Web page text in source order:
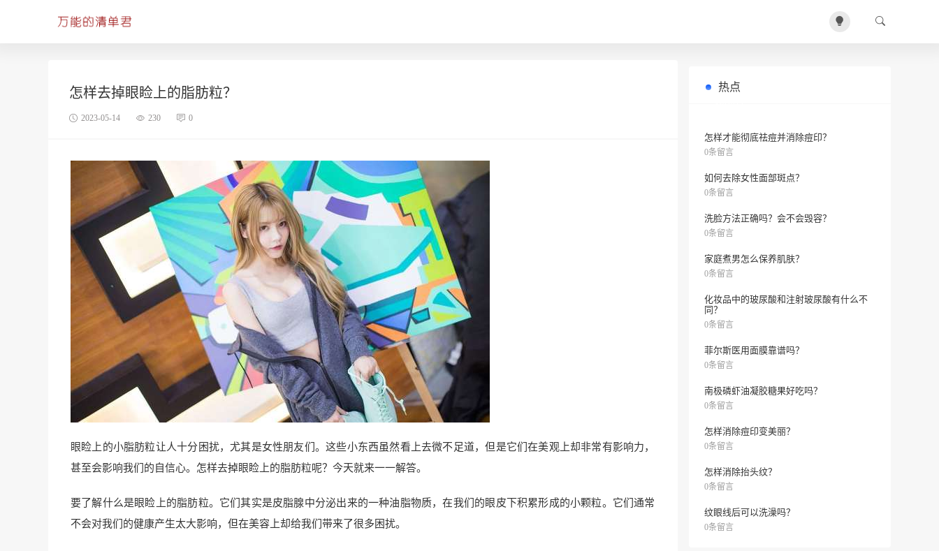
怎样去掉眼睑上的脂肪粒？
2023-05-14 230 0
眼睑上的小脂肪粒让人十分困扰，尤其是女性朋友们。这些小东西虽然看上去微不足道，但是它们在美观上却非常有影响力，
甚至会影响我们的自信心。怎样去掉眼睑上的脂肪粒呢？今天就来一一解答。
要了解什么是眼睑上的脂肪粒。它们其实是皮脂腺中分泌出来的一种油脂物质，在我们的眼皮下积累形成的小颗粒。它们通常
不会对我们的健康产生太大影响，但在美容上却给我们带来了很多困扰。
热点
怎样才能彻底祛痘并消除痘印？
0条留言
如何去除女性面部斑点？
0条留言
洗脸方法正确吗？会不会毁容？
0条留言
家庭煮男怎么保养肌肤？
0条留言
化妆品中的玻尿酸和注射玻尿酸有什么不
同？
0条留言
菲尔斯医用面膜靠谱吗？
0条留言
南极磷虾油凝胶糖果好吃吗？
0条留言
怎样消除痘印变美丽？
0条留言
怎样消除抬头纹？
0条留言
纹眼线后可以洗澡吗？
0条留言